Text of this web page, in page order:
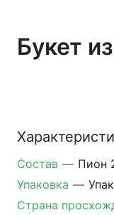
Букет
Состав — Пион
Упаковка —
Страна